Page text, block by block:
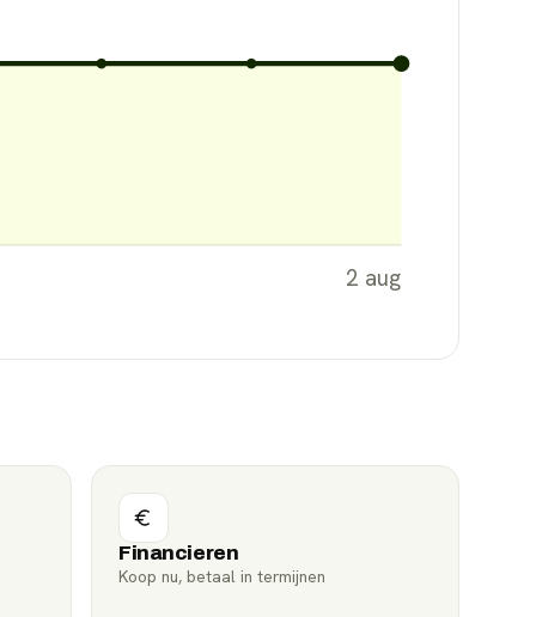
2 aug
Financieren
Koop nu, betaal in termijnen